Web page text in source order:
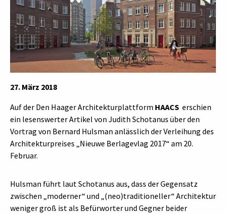
27. März 2018
Auf der Den Haager Architekturplattform HAACS erschien
ein lesenswerter Artikel von Judith Schotanus über den
Vortrag von Bernard Hulsman anlässlich der Verleihung des
Architekturpreises „Nieuwe Berlagevlag 2017“ am 20.
Februar.
Hulsman führt laut Schotanus aus, dass der Gegensatz
zwischen „moderner“ und „(neo)traditioneller“ Architektur
weniger groß ist als Befürworter und Gegner beider